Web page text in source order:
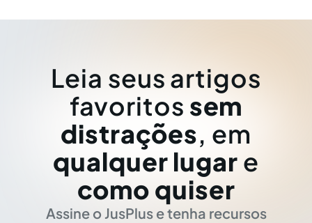
Leia seus artigos
favoritos sem
distrações, em
qualquer lugar e
como quiser
Assine o JusPlus e tenha recursos